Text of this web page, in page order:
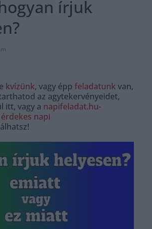
írjuk
kvízünk, vagy épp feladatunk van,
az agytekervényeidet,
itt, vagy a napifeladat.hu-
napi